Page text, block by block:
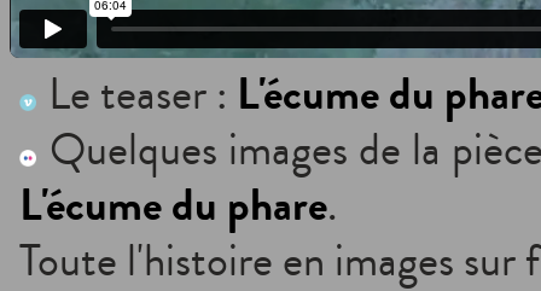
Le teaser : L'écume du
Quelques images de la
L'écume du phare.
Toute l'histoire en images